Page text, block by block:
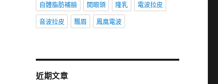
自體脂肪補臉 開眼頭 隆乳 電波拉皮
音波拉皮 飄眉 鳳凰電波
近期文章